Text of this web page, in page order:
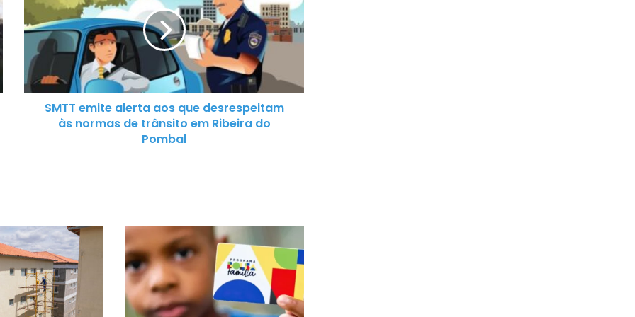
T
m
t
a
o
s
q
u
e
SMTT emite alerta aos que desrespeitam
às normas de trânsito em Ribeira do
Pombal